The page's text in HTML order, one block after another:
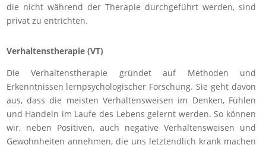
die nicht während der Therapie durchgeführt werden, sind
privat zu entrichten.
Verhaltenstherapie (VT)
Die Verhaltenstherapie gründet auf Methoden und
Erkenntnissen lernpsychologischer Forschung. Sie geht davon
aus, dass die meisten Verhaltensweisen im Denken, Fühlen
und Handeln im Laufe des Lebens gelernt werden. So können
wir, neben Positiven, auch negative Verhaltensweisen und
Gewohnheiten annehmen, die uns letztendlich krank machen